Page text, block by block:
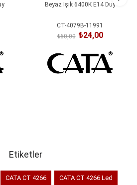
Beyaz Işık 6400K E14 Duy
CT-4079B-11991
₺24,00
₺60,00
Etiketler
CATA CT 4266 CATA CT 4266 Led